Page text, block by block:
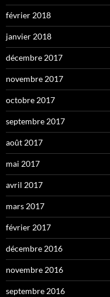
février 2018
janvier 2018
décembre 2017
novembre 2017
octobre 2017
septembre 2017
août 2017
mai 2017
avril 2017
mars 2017
février 2017
décembre 2016
novembre 2016
septembre 2016